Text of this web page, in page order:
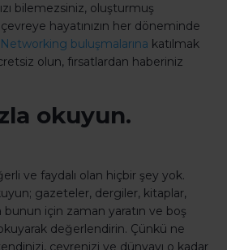
bilemezsiniz, oluşturmuş
hayatınızın her döneminde
Networking buluşmalarına katılmak
olun, fırsatlardan haberiniz
okuyun.
ve faydalı olan hiçbir şey yok.
gazeteler, dergiler, kitaplar,
bunun için zaman yaratın ve boş
değerlendirin. Çünkü ne
çevrenizi ve dünyayı o kadar